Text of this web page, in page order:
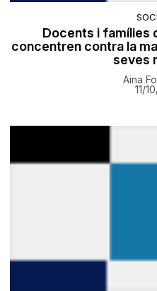
Docents i famílies
concentren contra la
seves
Aina
11/